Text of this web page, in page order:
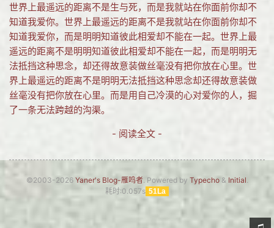
世界上最遥远的距离不是生与死，而是我就站在你面前你却不
知道我爱你。世界上最遥远的距离不是我就站在你面前你却不
知道我爱你，而是明明知道彼此相爱却不能在一起。世界上最
遥远的距离不是明明知道彼此相爱却不能在一起，而是明明无
法抵挡这种思念，却还得故意装做丝毫没有把你放在心里。世
界上最遥远的距离不是明明无法抵挡这种思念却还得故意装做
丝毫没有把你放在心里。而是用自己冷漠的心对爱你的人，掘
了一条无法跨越的沟渠。
- 阅读全文 -
©2003-2026 Yaner's Blog-雁鸣者. Powered by Typecho& Initial
耗时:0.057s 51La